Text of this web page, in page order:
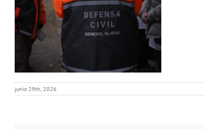
junio 29th, 2026